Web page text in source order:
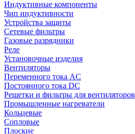
Индуктивные компоненты
Чип индуктивности
Устройства защиты
Сетевые фильтры
Газовые разрядники
Реле
Установочные изделия
Вентиляторы
Переменного тока AC
Постоянного тока DC
Решетки и фильтры для вентиляторов
Промышленные нагреватели
Кольцевые
Сопловые
Плоские